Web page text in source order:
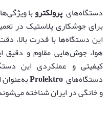
دستگاه‌هایپرولکتروبا
برای جوشکاری پلاستیک در
این دستگاه‌ها با قدرت بالا،
هوا، جوش‌هایی مقاوم و دقیق
کیفیتی و عملکردی این
دستگاه‌هایProlektroبه‌عنوان
و خانگی در ایران شناخته